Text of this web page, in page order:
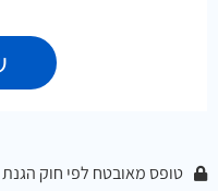
טופס מאובטח לפי חוק